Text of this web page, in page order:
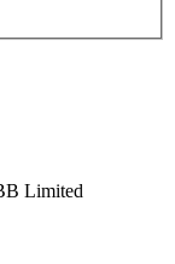
Limited